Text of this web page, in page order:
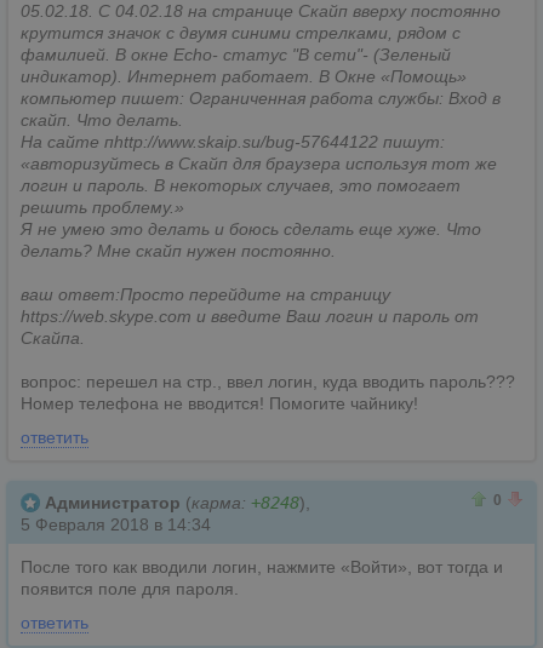
05.02.18. С 04.02.18 на странице Скайп вверху постоянно
крутится значок с двумя синими стрелками, рядом с
фамилией. В окне Echo- статус "В сети"- (Зеленый
индикатор). Интернет работает. В Окне «Помощь»
компьютер пишет: Ограниченная работа службы: Вход в
скайп. Что делать.
На сайте пhttp://www.skaip.su/bug-57644122 пишут:
«авторизуйтесь в Скайп для браузера используя тот же
логин и пароль. В некоторых случаев, это помогает
решить проблему.»
Я не умею это делать и боюсь сделать еще хуже. Что
делать? Мне скайп нужен постоянно.
ваш ответ:Просто перейдите на страницу
https://web.skype.com и введите Ваш логин и пароль от
Скайпа.
вопрос: перешел на стр., ввел логин, куда вводить пароль???
Номер телефона не вводится! Помогите чайнику!
ответить
0
Администратор (карма: +8248),
5 Февраля 2018 в 14:34
После того как вводили логин, нажмите «Войти», вот тогда и
появится поле для пароля.
ответить